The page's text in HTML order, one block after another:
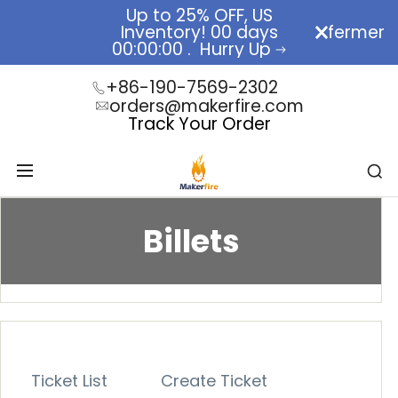
Up to 25% OFF, US
Inventory! 00 days
00:00:00 . Hurry Up
RC Cars
fermer
+86-190-7569-2302
orders@makerfire.com
Track Your Order
Billets
Ticket List Create Ticket